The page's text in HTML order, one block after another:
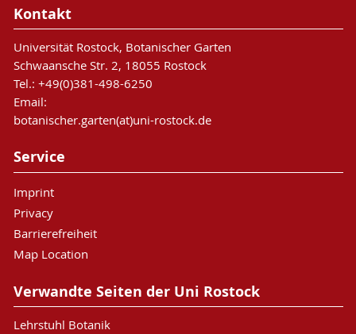
Kontakt
Universität Rostock, Botanischer Garten
Schwaansche Str. 2, 18055 Rostock
Tel.: +49(0)381-498-6250
Email:
botanischer.garten(at)uni-rostock.de
Service
Imprint
Privacy
Barrierefreiheit
Map Location
Verwandte Seiten der Uni Rostock
Lehrstuhl Botanik